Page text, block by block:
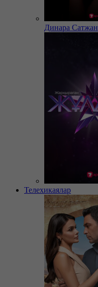
Динара Сатжан
Телехикаялар